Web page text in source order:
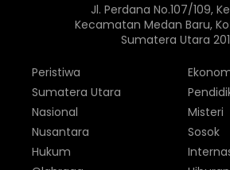
Jl. Perdana No.107/109,
Kecamatan Medan Baru,
Sumatera Utara
Peristiwa
Sumatera Utara
Nasional
Nusantara
Hukum
Misteri
Sosok